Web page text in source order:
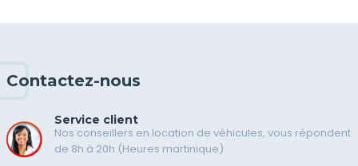
Contactez-nous
Service client
Nos conseillers en location de véhicules, vous répondent
de 8h à 20h (Heures martinique)